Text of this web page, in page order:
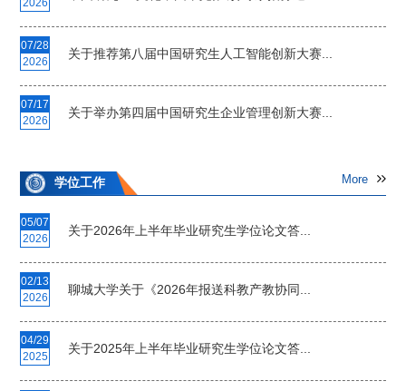
2026
07/28
2026
关于推荐第八届中国研究生人工智能创新大赛...
07/17
2026
关于举办第四届中国研究生企业管理创新大赛...
学位工作 More
05/07
2026
关于2026年上半年毕业研究生学位论文答...
02/13
2026
聊城大学关于《2026年报送科教产教协同...
04/29
2025
关于2025年上半年毕业研究生学位论文答...